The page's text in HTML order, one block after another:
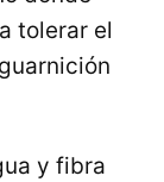
tolerar el
y fibra